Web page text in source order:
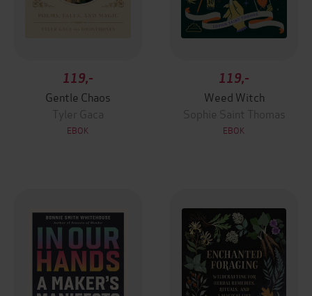
119,-
Gentle Chaos
Tyler Gaca
EBOK
119,-
Weed Witch
Sophie Saint Thomas
EBOK